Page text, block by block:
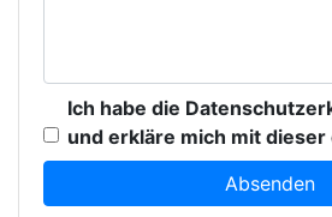
Ich habe die
und erkläre mich mit